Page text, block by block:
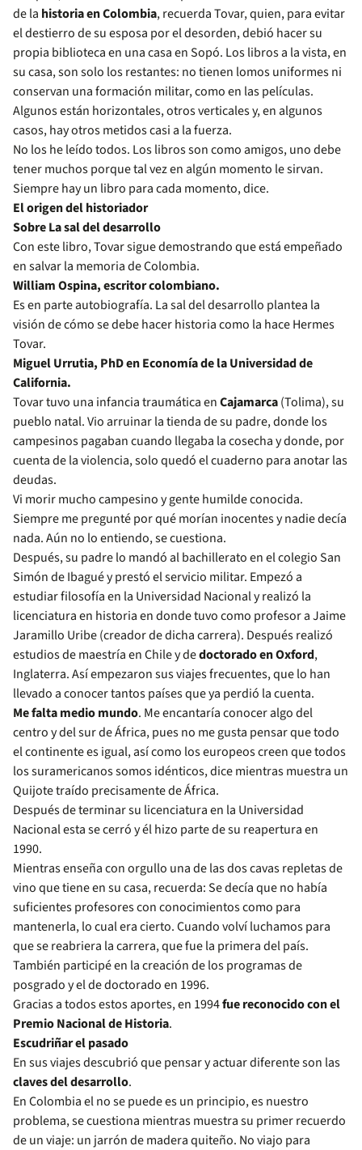
de la historia en Colombia, recuerda Tovar, quien, para evitar
el destierro de su esposa por el desorden, debió hacer su
propia biblioteca en una casa en Sopó. Los libros a la vista, en
su casa, son solo los restantes: no tienen lomos uniformes ni
conservan una formación militar, como en las películas.
Algunos están horizontales, otros verticales y, en algunos
casos, hay otros metidos casi a la fuerza.
No los he leído todos. Los libros son como amigos, uno debe
tener muchos porque tal vez en algún momento le sirvan.
Siempre hay un libro para cada momento, dice.
El origen del historiador
Sobre La sal del desarrollo
Con este libro, Tovar sigue demostrando que está empeñado
en salvar la memoria de Colombia.
William Ospina, escritor colombiano.
Es en parte autobiografía. La sal del desarrollo plantea la
visión de cómo se debe hacer historia como la hace Hermes
Tovar.
Miguel Urrutia, PhD en Economía de la Universidad de
California.
Tovar tuvo una infancia traumática enCajamarca(Tolima), su
pueblo natal. Vio arruinar la tienda de su padre, donde los
campesinos pagaban cuando llegaba la cosecha y donde, por
cuenta de la violencia, solo quedó el cuaderno para anotar las
deudas.
Vi morir mucho campesino y gente humilde conocida.
Siempre me pregunté por qué morían inocentes y nadie decía
nada. Aún no lo entiendo, se cuestiona.
Después, su padre lo mandó al bachillerato en el colegio San
Simón de Ibagué y prestó el servicio militar. Empezó a
estudiar filosofía en la Universidad Nacional y realizó la
licenciatura en historia en donde tuvo como profesor a Jaime
Jaramillo Uribe (creador de dicha carrera). Después realizó
estudios de maestría en Chile y dedoctorado en Oxford,
Inglaterra. Así empezaron sus viajes frecuentes, que lo han
llevado a conocer tantos países que ya perdió la cuenta.
Me falta medio mundo. Me encantaría conocer algo del
centro y del sur de África, pues no me gusta pensar que todo
el continente es igual, así como los europeos creen que todos
los suramericanos somos idénticos, dice mientras muestra un
Quijote traído precisamente de África.
Después de terminar su licenciatura en la Universidad
Nacional esta se cerró y él hizo parte de su reapertura en
1990.
Mientras enseña con orgullo una de las dos cavas repletas de
vino que tiene en su casa, recuerda: Se decía que no había
suficientes profesores con conocimientos como para
mantenerla, lo cual era cierto. Cuando volví luchamos para
que se reabriera la carrera, que fue la primera del país.
También participé en la creación de los programas de
posgrado y el de doctorado en 1996.
Gracias a todos estos aportes, en 1994fue reconocido con el
Premio Nacional de Historia.
Escudriñar el pasado
En sus viajes descubrió que pensar y actuar diferente son las
claves del desarrollo.
En Colombia el no se puede es un principio, es nuestro
problema, se cuestiona mientras muestra su primer recuerdo
de un viaje: un jarrón de madera quiteño. No viajo para